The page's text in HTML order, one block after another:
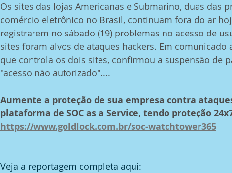
Os sites das lojas Americanas e Submarino, duas das
comércio eletrônico no Brasil, continuam fora do ar
registrarem no sábado (19) problemas no acesso de
sites foram alvos de ataques hackers. Em comunicado
que controla os dois sites, confirmou a suspensão de
"acesso não autorizado"....
Aumente a proteção de sua empresa contra
plataforma de SOC as a Service, tendo proteção
https://www.goldlock.com.br/soc-watchtower365
Veja a reportagem completa aqui: